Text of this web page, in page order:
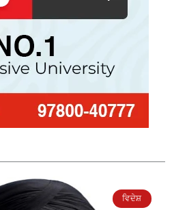
ਵਿਦੇਸ਼